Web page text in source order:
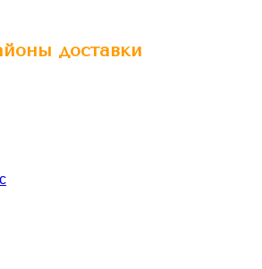
доставки